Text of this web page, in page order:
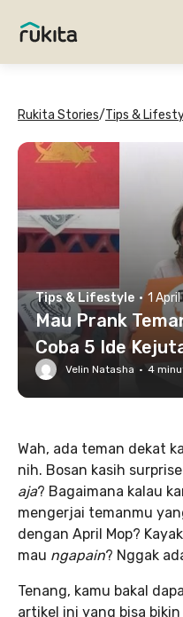
Rukita Stories/Tips &
Tips & Lifestyle · 1
Mau Prank
Coba 5 Ide
Velin Natasha · 4
Wah, ada teman dekat
nih. Bosan kasih
aja? Bagaimana kalau
mengerjai temanmu
dengan April Mop?
mau ngapain? Nggak
Tenang, kamu bakal
artikel ini yang bisa